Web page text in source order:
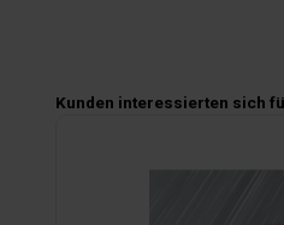
Produktgalerie überspringen
Kunden interessierten sich